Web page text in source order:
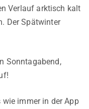
Verlauf arktisch kalt
Der Spätwinter
Sonntagabend,
immer in der App